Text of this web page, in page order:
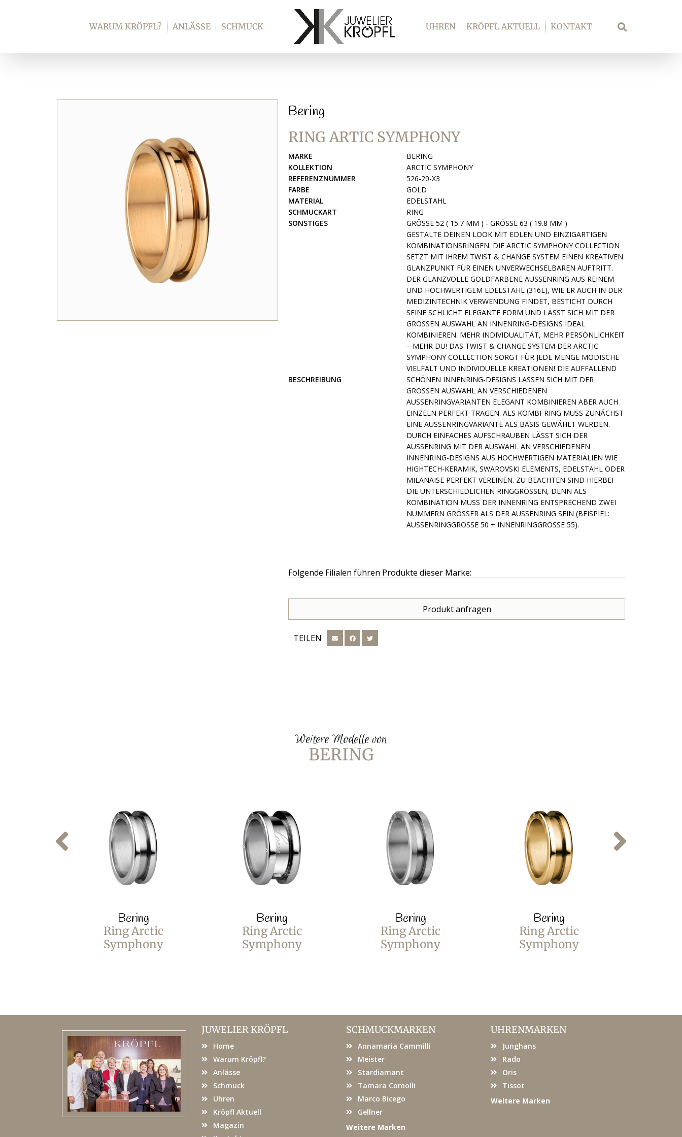
WARUM KRÖPFL? ANLÄSSE SCHMUCK UHREN KRÖPFL AKTUELL KONTAKT Suche
Bering
RING ARTIC SYMPHONY
MARKE
BERING
KOLLEKTION
ARCTIC SYMPHONY
REFERENZNUMMER
526-20-X3
FARBE
GOLD
MATERIAL
EDELSTAHL
SCHMUCKART
RING
SONSTIGES
GRÖSSE 52 ( 15.7 MM ) - GRÖSSE 63 ( 19.8 MM )
BESCHREIBUNG
GESTALTE DEINEN LOOK MIT EDLEN UND EINZIGARTIGEN
KOMBINATIONSRINGEN. DIE ARCTIC SYMPHONY COLLECTION
SETZT MIT IHREM TWIST & CHANGE SYSTEM EINEN KREATIVEN
GLANZPUNKT FÜR EINEN UNVERWECHSELBAREN AUFTRITT.
DER GLANZVOLLE GOLDFARBENE AUSSENRING AUS REINEM U
ND HOCHWERTIGEM EDELSTAHL (316L), WIE ER AUCH IN DER M
EDIZINTECHNIK VERWENDUNG FINDET, BESTICHT DURCH S
EINE SCHLICHT ELEGANTE FORM UND LÄSST SICH MIT DER G
ROSSEN AUSWAHL AN INNENRING-DESIGNS IDEAL KO
MBINIEREN. MEHR INDIVIDUALITÄT, MEHR PERSÖNLICHKEIT –
MEHR DU! DAS TWIST & CHANGE SYSTEM DER ARCTIC SY
MPHONY COLLECTION SORGT FÜR JEDE MENGE MODISCHE VI
ELFALT UND INDIVIDUELLE KREATIONEN! DIE AUFFALLEND SC
HÖNEN INNENRING-DESIGNS LASSEN SICH MIT DER GR
OSSEN AUSWAHL AN VERSCHIEDENEN AUSS
ENRINGVARIANTEN ELEGANT KOMBINIEREN ABER AUCH EINZ
ELN PERFEKT TRAGEN. ALS KOMBI-RING MUSS ZUNÄCHST EINE
AUSSENRINGVARIANTE ALS BASIS GEWÄHLT WERDEN. DURCH
EINFACHES AUFSCHRAUBEN LÄSST SICH DER AUSSEN
RING MIT DER AUSWAHL AN VERSCHIEDENEN INNENR
ING-DESIGNS AUS HOCHWERTIGEN MATERIALIEN WIE HIGHTE
CH-KERAMIK, SWAROVSKI ELEMENTS, EDELSTAHL ODER MILANA
ISE PERFEKT VEREINEN. ZU BEACHTEN SIND HIERBEI DIE UN
TERSCHIEDLICHEN RINGGRÖSSEN, DENN ALS KOMBINA
TION MUSS DER INNENRING ENTSPRECHEND ZWEI NUMMERN
GRÖSSER ALS DER AUSSENRING SEIN (BEISPIEL: AUSSENRING
GRÖSSE 50 + INNENRINGGRÖSSE 55).
Folgende Filialen führen Produkte dieser Marke:
Produkt anfragen
TEILEN
Weitere Modelle von
BERING
Bering
Ring Arctic
Symphony
Bering
Ring Arctic
Symphony
Bering
Ring Arctic
Symphony
Bering
Ring Arctic
Symphony
JUWELIER KRÖPFL
Home
Warum Kröpfl?
Anlässe
Schmuck
Uhren
Kröpfl Aktuell
Magazin
SCHMUCKMARKEN
Annamaria Cammilli
Meister
Stardiamant
Tamara Comolli
Marco Bicego
Gellner
Weitere Marken
UHRENMARKEN
Junghans
Rado
Oris
Tissot
Weitere Marken